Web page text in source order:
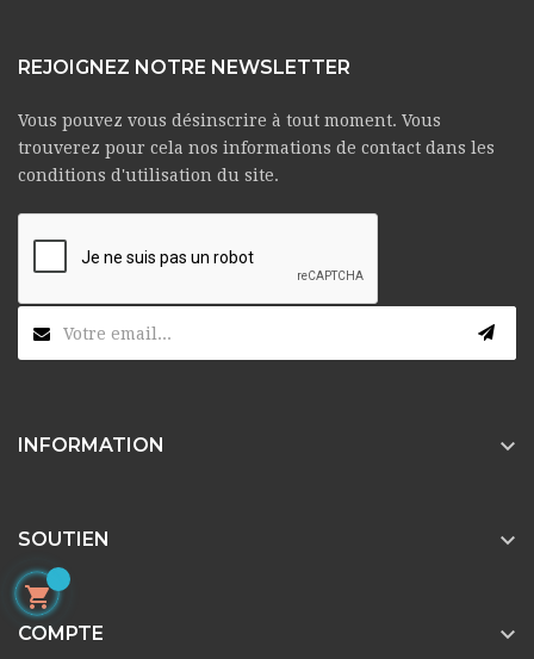
REJOIGNEZ NOTRE NEWSLETTER
Vous pouvez vous désinscrire à tout moment. Vous
trouverez pour cela nos informations de contact dans les
conditions d'utilisation du site.
INFORMATION 
SOUTIEN 
COMPTE 
